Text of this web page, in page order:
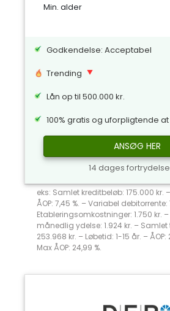
Min. alder
Godkendelse: Acceptabel
Trending
Lån op til 500.000 kr.
100% gratis og uforpligtende
ANSØG HER
14 dages
eks: Samlet kreditbeløb: 175.000 kr.
ÅOP: 7,45 %. – Variabel debitorrente:
Etableringsomkostninger: 1.750 kr.
månedlig ydelse: 1.924 kr. –
253.968 kr. – Løbetid: 1-15 år. –
Max ÅOP: 24,99 %.